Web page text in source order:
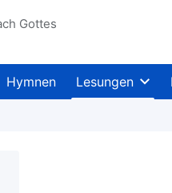
Gottes
Hymnen Lesungen